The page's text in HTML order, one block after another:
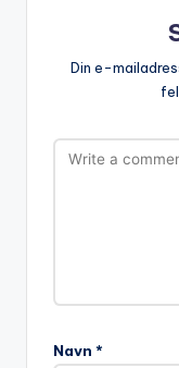
Din e-
Navn *